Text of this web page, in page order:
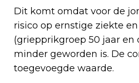
Dit komt omdat voor de
risico op ernstige ziekte
(griepprikgroep 50 jaar
minder geworden is. De
toegevoegde waarde.